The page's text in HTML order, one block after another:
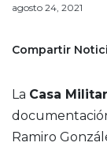
agosto 24, 2021
Compartir
La Casa Militar
Ramiro